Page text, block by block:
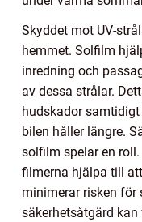
Skyddet mot UV-
hemmet. Solfilm
inredning och
av dessa strålar.
hudskador
bilen håller längre.
solfilm spelar en
filmerna hjälpa till
minimerar risken för
säkerhetsåtgärd